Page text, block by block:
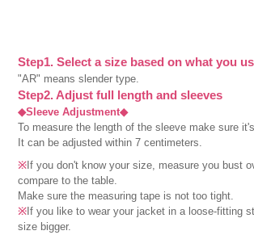
Step1. Select a size based on what you
"AR" means slender type.
Step2. Adjust full length and sleeves
◆Sleeve Adjustment◆
To measure the length of the sleeve make sure
It can be adjusted within 7 centimeters.
※ If you don't know your size, measure you bust
compare to the table.
Make sure the measuring tape is not too tight.
※ If you like to wear your jacket in a loose-fitting
size bigger.